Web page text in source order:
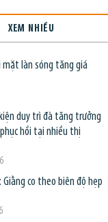
XEM NHIỀU
mặt làn sóng tăng giá
duy trì đà tăng trưởng
hồi tại nhiều thị
co theo biên độ hẹp